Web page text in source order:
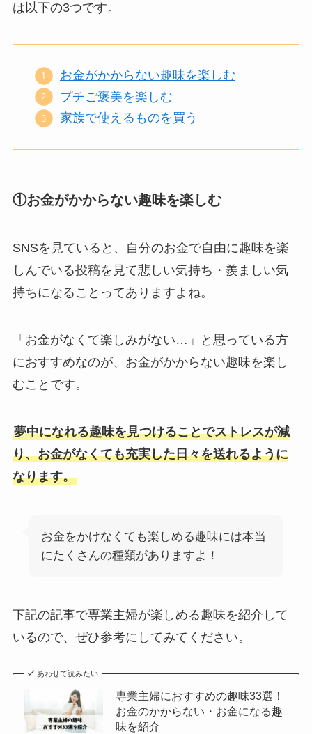
は以下の3つです。
お金がかからない趣味を楽しむ
プチご褒美を楽しむ
家族で使えるものを買う
①お金がかからない趣味を楽しむ
SNSを見ていると、自分のお金で自由に趣味を楽
しんでいる投稿を見て悲しい気持ち・羨ましい気
持ちになることってありますよね。
「お金がなくて楽しみがない…」と思っている方
におすすめなのが、お金がかからない趣味を楽し
むことです。
夢中になれる趣味を見つけることでストレスが減
り、お金がなくても充実した日々を送れるように
なります。
お金をかけなくても楽しめる趣味には本当
にたくさんの種類がありますよ！
下記の記事で専業主婦が楽しめる趣味を紹介して
いるので、ぜひ参考にしてみてください。
あわせて読みたい
専業主婦におすすめの趣味33選！
お金のかからない・お金になる趣
味を紹介